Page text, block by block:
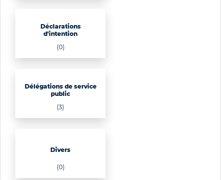
Déclarations
d'intention
(0)
Délégations de service
public
(3)
Divers
(0)